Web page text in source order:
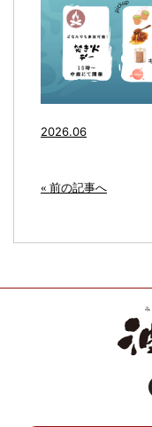
2026.06
« 前の記事へ